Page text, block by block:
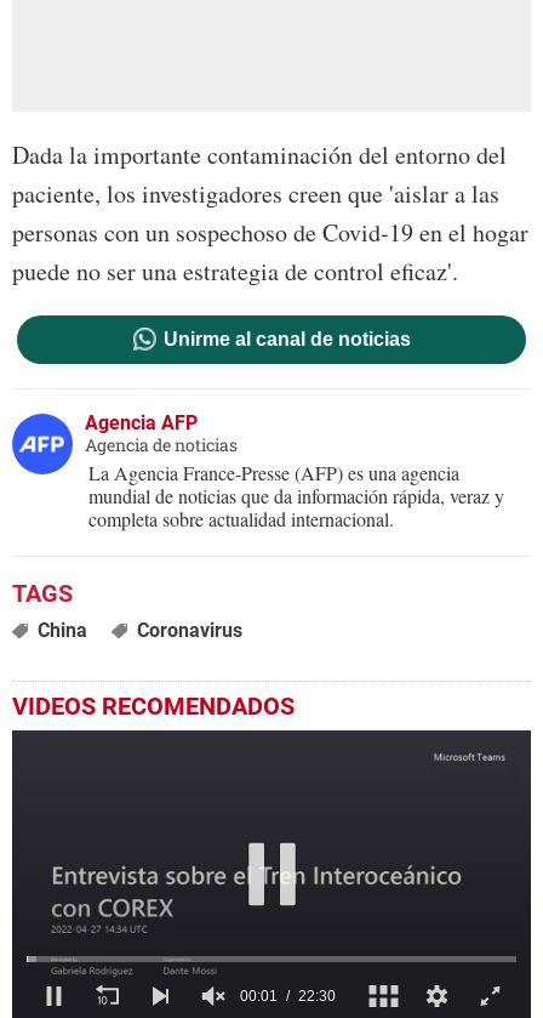
Dada la importante contaminación del entorno del
paciente, los investigadores creen que 'aislar a las
personas con un sospechoso de Covid-19 en el hogar
puede no ser una estrategia de control eficaz'.
Unirme al canal de noticias
Agencia AFP
Agencia de noticias
La Agencia France-Presse (AFP) es una agencia
mundial de noticias que da información rápida, veraz y
completa sobre actualidad internacional.
China Coronavirus
VIDEOS RECOMENDADOS